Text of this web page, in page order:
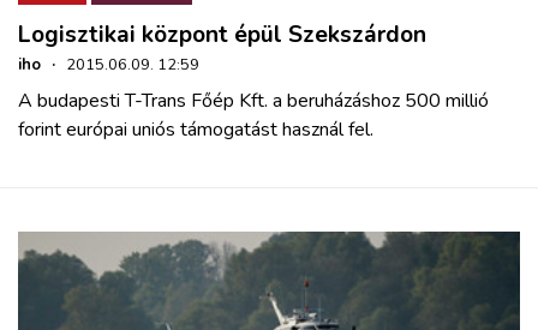
Logisztikai központ épül Szekszárdon
iho · 2015.06.09. 12:59
A budapesti T-Trans Főép Kft. a beruházáshoz 500 millió
forint európai uniós támogatást használ fel.